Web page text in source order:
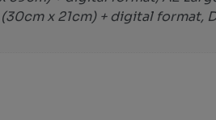
x 21cm) + digital format,